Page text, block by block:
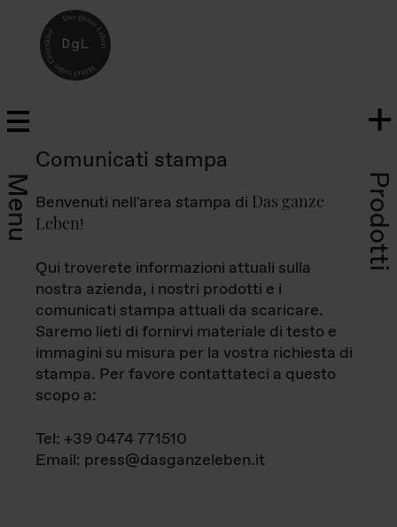
Menu Prodotti
Comunicati stampa
Benvenuti nell'area stampa di Das ganze
Leben!
Qui troverete informazioni attuali sulla
nostra azienda, i nostri prodotti e i
comunicati stampa attuali da scaricare.
Saremo lieti di fornirvi materiale di testo e
immagini su misura per la vostra richiesta di
stampa. Per favore contattateci a questo
scopo a:
Tel: +39 0474 771510
Email: press@dasganzeleben.it